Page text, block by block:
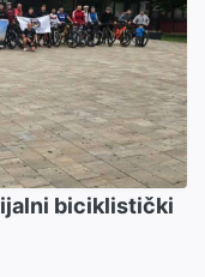
biciklistički